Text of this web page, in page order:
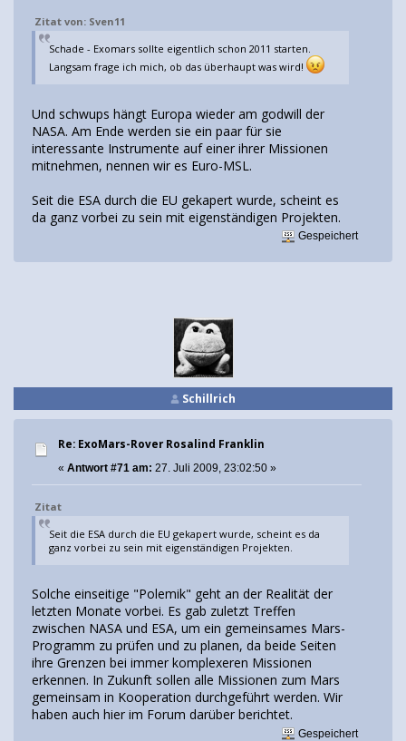
Zitat von: Sven11
Schade - Exomars sollte eigentlich schon 2011 starten.
Langsam frage ich mich, ob das überhaupt was wird!
Und schwups hängt Europa wieder am godwill der
NASA. Am Ende werden sie ein paar für sie
interessante Instrumente auf einer ihrer Missionen
mitnehmen, nennen wir es Euro-MSL.
Seit die ESA durch die EU gekapert wurde, scheint es
da ganz vorbei zu sein mit eigenständigen Projekten.
Gespeichert
Schillrich
Re: ExoMars-Rover Rosalind Franklin
« Antwort #71 am: 27. Juli 2009, 23:02:50 »
Zitat
Seit die ESA durch die EU gekapert wurde, scheint es da
ganz vorbei zu sein mit eigenständigen Projekten.
Solche einseitige "Polemik" geht an der Realität der
letzten Monate vorbei. Es gab zuletzt Treffen
zwischen NASA und ESA, um ein gemeinsames Mars-
Programm zu prüfen und zu planen, da beide Seiten
ihre Grenzen bei immer komplexeren Missionen
erkennen. In Zukunft sollen alle Missionen zum Mars
gemeinsam in Kooperation durchgeführt werden. Wir
haben auch hier im Forum darüber berichtet.
Gespeichert